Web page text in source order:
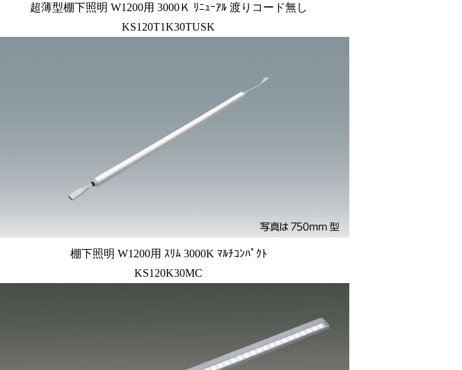
超薄型棚下照明 W1200用 3000Ｋ ﾘﾆｭｰｱﾙ 渡りコード無し
KS120T1K30TUSK
棚下照明 W1200用 ｽﾘﾑ 3000K ﾏﾙﾁｺﾝﾊﾟｸﾄ
KS120K30MC